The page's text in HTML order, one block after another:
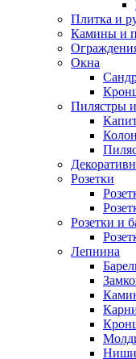
Плитка и
Камины и
Окна
Пилястры
Розетки
Розетки и
Лепнина
Ниши